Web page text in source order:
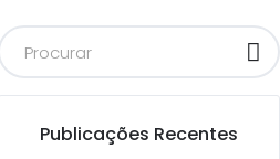
Publicações Recentes